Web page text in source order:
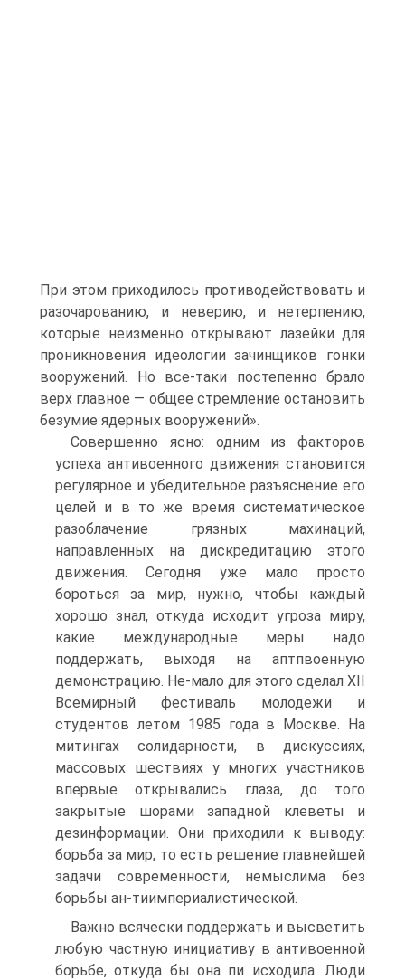
При этом приходилось противодействовать и
разочарованию, и неверию, и нетерпению,
которые неизменно открывают лазейки для
проникновения идеологии зачинщиков гонки
вооружений. Но все-таки постепенно брало
верх главное — общее стремление остановить
безумие ядерных вооружений».
Совершенно ясно: одним из факторов
успеха антивоенного движения становится
регулярное и убедительное разъяснение его
целей и в то же время систематическое
разоблачение грязных махинаций,
направленных на дискредитацию этого
движения. Сегодня уже мало просто
бороться за мир, нужно, чтобы каждый
хорошо знал, откуда исходит угроза миру,
какие международные меры надо
поддержать, выходя на аптпвоенную
демонстрацию. Не-мало для этого сделал XII
Всемирный фестиваль молодежи и
студентов летом 1985 года в Москве. На
митингах солидарности, в дискуссиях,
массовых шествиях у многих участников
впервые открывались глаза, до того
закрытые шорами западной клеветы и
дезинформации. Они приходили к выводу:
борьба за мир, то есть решение главнейшей
задачи современности, немыслима без
борьбы ан-тиимпериалистической.
Важно всячески поддержать и высветить
любую частную инициативу в антивоенной
борьбе, откуда бы она пи исходила. Люди